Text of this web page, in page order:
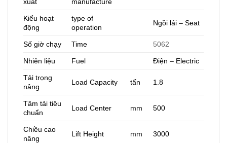
Kiểu hoạt
động
type of
operation
Ngồi lái – Seat
Số giờ chạy Time 5062
Nhiên liệu Fuel Điện – Electric
Tải trọng
nâng
Load Capacity tấn 1.8
Tâm tải tiêu
chuẩn
Load Center mm 500
Chiều cao
nâng
Lift Height mm 3000